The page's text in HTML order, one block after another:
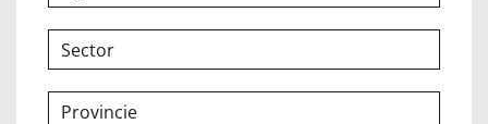
Sector
Provincie